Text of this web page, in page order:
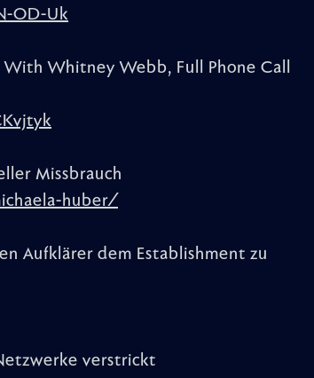
OD-Uk
With Whitney Webb, Full Phone Call
Missbrauch
huber/
Aufklärer dem Establishment zu
verstrickt